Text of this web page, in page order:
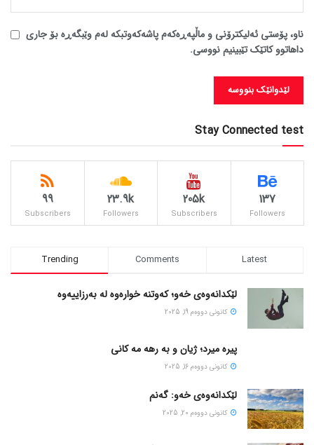
ناو، پۆستی ئەلیکترۆنی و ماڵپەڕەکەم پاشەکەوتبکە لەم وێبگەڕە بۆ جاری
داهاتوو کاتێک تێبینیم نووسی.
Stay Connected test
137
Followers
205k
Subscribers
23.9k
Followers
99
Subscribers
Trending Comments Latest
لێکدانەوەی خەو؛ کەوتنە خوارەوە لە بەرزاییەوە
كانونی دووه‌م 19, 2025
پیره میرد؛ ژیان و به رهه مه کانی
كانونی دووه‌م 16, 2025
لێکدانەوەی خەو: گەنم
كانونی دووه‌م 20, 2025